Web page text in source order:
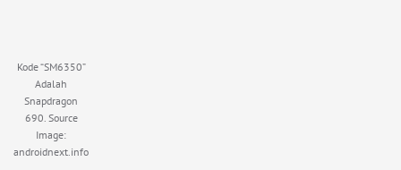
Kode “SM6350”
Adalah
Snapdragon
690. Source
Image:
androidnext.info